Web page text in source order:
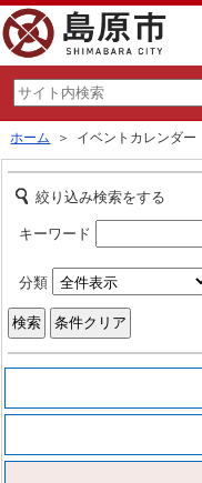
ホーム ＞ イベントカレンダー
絞り込み検索をする
キーワード
分類